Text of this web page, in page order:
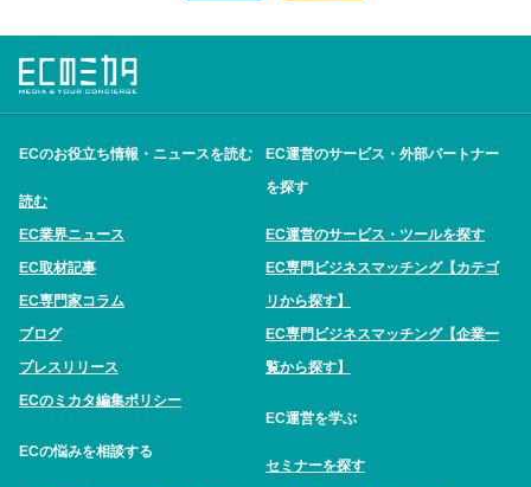
ECのお役立ち情報・ニュースを読む
読む
EC業界ニュース
EC取材記事
EC専門家コラム
ブログ
プレスリリース
ECのミカタ編集ポリシー
ECの悩みを相談する
EC運営のサービス・外部パートナー
を探す
EC運営のサービス・ツールを探す
EC専門ビジネスマッチング【カテゴ
リから探す】
EC専門ビジネスマッチング【企業一
覧から探す】
EC運営を学ぶ
セミナーを探す